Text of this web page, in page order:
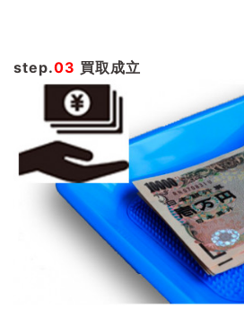
step.03 買取成立